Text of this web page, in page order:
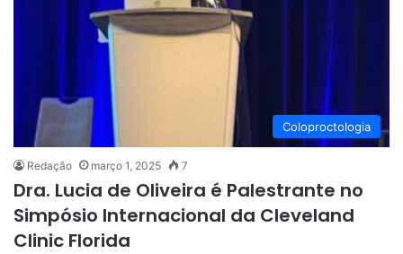
Coloproctologia
Redação março 1, 2025 7
Dra. Lucia de Oliveira é Palestrante no
Simpósio Internacional da Cleveland
Clinic Florida